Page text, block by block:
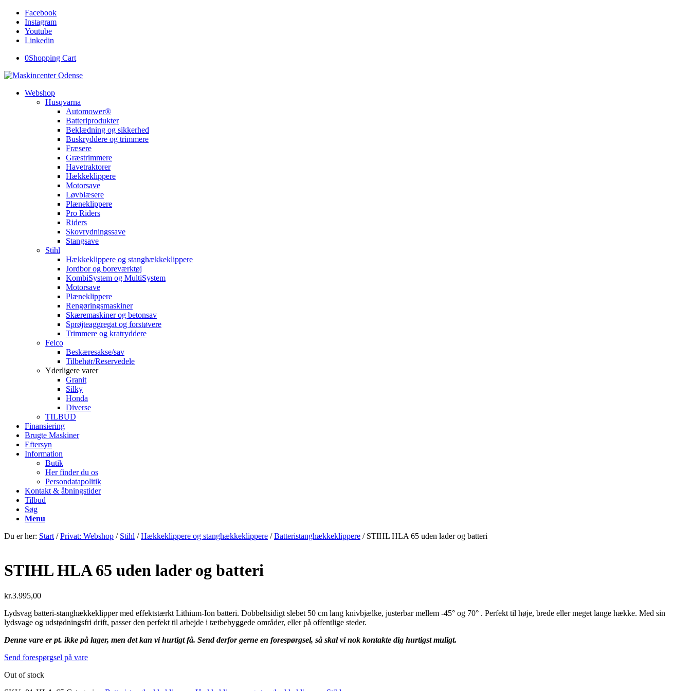
Facebook
Instagram
Youtube
Linkedin
0Shopping Cart
Webshop
Husqvarna
Automower®
Batteriprodukter
Beklædning og sikkerhed
Buskryddere og trimmere
Fræsere
Græstrimmere
Havetraktorer
Hækkeklippere
Motorsave
Løvblæsere
Plæneklippere
Pro Riders
Riders
Skovrydningssave
Stangsave
Stihl
Hækkeklippere og stanghækkeklippere
Jordbor og boreværktøj
KombiSystem og MultiSystem
Motorsave
Plæneklippere
Rengøringsmaskiner
Skæremaskiner og betonsav
Sprøjteaggregat og forstøvere
Trimmere og kratryddere
Felco
Beskæresakse/sav
Tilbehør/Reservedele
Yderligere varer
Granit
Silky
Honda
Diverse
TILBUD
Finansiering
Brugte Maskiner
Eftersyn
Information
Butik
Her finder du os
Persondatapolitik
Kontakt & åbningstider
Tilbud
Søg
Menu
Du er her: Start / Privat: Webshop / Stihl / Hækkeklippere og stanghækkeklippere / Batteristanghækkeklippere / STIHL HLA 65 uden lader og batteri
STIHL HLA 65 uden lader og batteri
kr.3.995,00
Lydsvag batteri-stanghækkeklipper med effektstærkt Lithium-Ion batteri. Dobbeltsidigt slebet 50 cm lang knivbjælke, justerbar mellem -45° og 70° . Perfekt til høje, brede eller meget lange hække. Med sin
lydsvage og udstødningsfri drift, passer den perfekt til arbejde i tætbebyggede områder, eller på offentlige steder.
Denne vare er pt. ikke på lager, men det kan vi hurtigt få. Send derfor gerne en forespørgsel, så skal vi nok kontakte dig hurtigst muligt.
Send forespørgsel på vare
Out of stock